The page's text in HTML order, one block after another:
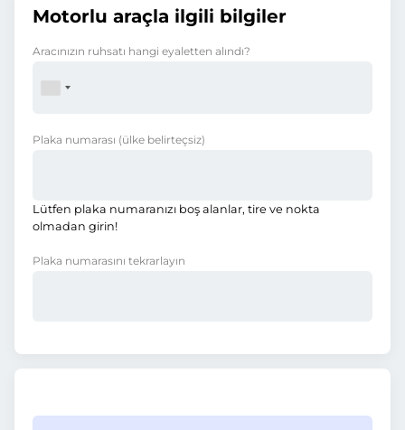
Motorlu araçla ilgili bilgiler
Aracınızın ruhsatı hangi eyaletten alındı?
Plaka numarası (ülke belirteçsiz)
Lütfen plaka numaranızı boş alanlar, tire ve nokta
olmadan girin!
Plaka numarasını tekrarlayın